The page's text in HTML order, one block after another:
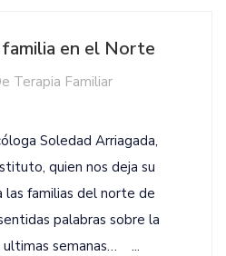
familia en el Norte
Terapia Familiar
Soledad Arriagada,
quien nos deja su
las familias del norte de
palabras sobre la
semanas… ...